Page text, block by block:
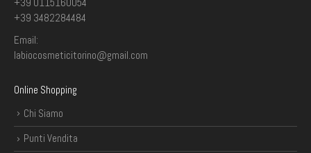
+39 3482284484
Email:
labiocosmeticitorino@gmail.com
Online Shopping
Chi Siamo
Punti Vendita